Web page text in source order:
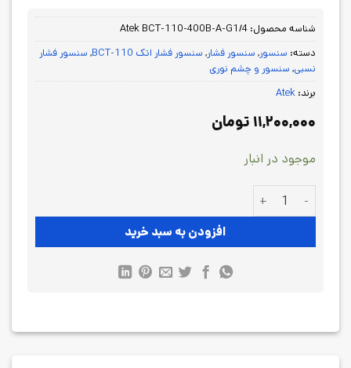
شناسه محصول: Atek BCT-110-400B-A-G1/4
دسته: سنسور, سنسور فشار, سنسور فشار اتک BCT-110 , سنسور فشار
نسبی, سنسور و چشم نوری
برند: Atek
۱۱,۲۰۰,۰۰۰ تومان
موجود در انبار
سنسور فشار اتک Atek BCT-110-400B-A-G1/4 عدد
افزودن به سبد خرید